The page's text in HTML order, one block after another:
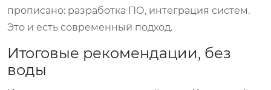
прописано: разработка ПО, интеграция систем.
Это и есть современный подход.
Итоговые рекомендации, без
воды